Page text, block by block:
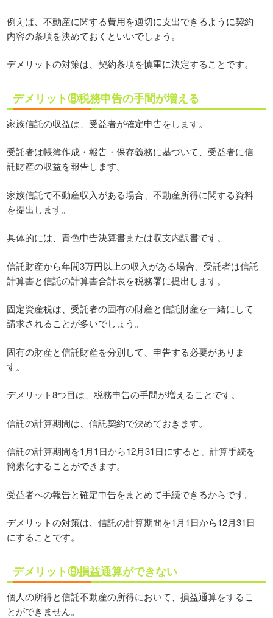
例えば、不動産に関する費用を適切に支出できるように契約
内容の条項を決めておくといいでしょう。
デメリットの対策は、契約条項を慎重に決定することです。
デメリット⑧税務申告の手間が増える
家族信託の収益は、受益者が確定申告をします。
受託者は帳簿作成・報告・保存義務に基づいて、受益者に信
託財産の収益を報告します。
家族信託で不動産収入がある場合、不動産所得に関する資料
を提出します。
具体的には、青色申告決算書または収支内訳書です。
信託財産から年間3万円以上の収入がある場合、受託者は信託
計算書と信託の計算書合計表を税務署に提出します。
固定資産税は、受託者の固有の財産と信託財産を一緒にして
請求されることが多いでしょう。
固有の財産と信託財産を分別して、申告する必要がありま
す。
デメリット8つ目は、税務申告の手間が増えることです。
信託の計算期間は、信託契約で決めておきます。
信託の計算期間を1月1日から12月31日にすると、計算手続を
簡素化することができます。
受益者への報告と確定申告をまとめて手続できるからです。
デメリットの対策は、信託の計算期間を1月1日から12月31日
にすることです。
デメリット⑨損益通算ができない
個人の所得と信託不動産の所得において、損益通算をするこ
とができません。